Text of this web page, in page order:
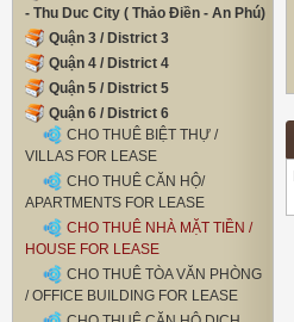
- Thu Duc City ( Thảo Điền - An Phú)
Quận 3 / District 3
Quận 4 / District 4
Quận 5 / District 5
Quận 6 / District 6
CHO THUÊ BIỆT THỰ /
VILLAS FOR LEASE
CHO THUÊ CĂN HỘ/
APARTMENTS FOR LEASE
CHO THUÊ NHÀ MẶT TIỀN /
HOUSE FOR LEASE
CHO THUÊ TÒA VĂN PHÒNG
/ OFFICE BUILDING FOR LEASE